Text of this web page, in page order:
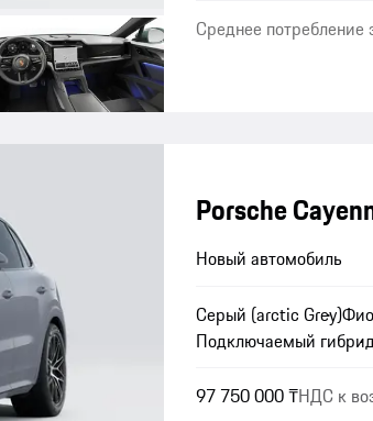
Среднее
Porsche
Новый автомобиль
Серый (arctic Grey)
Подключаемый
97 750 000 ₸НДС к